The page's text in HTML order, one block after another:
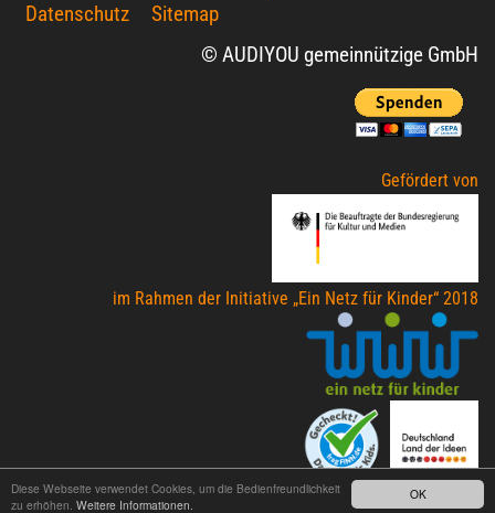
OK
Diese Webseite verwendet Cookies, um die Bedienfreundlichkeit
zu erhöhen. Weitere Informationen.
Datenschutz
Sitemap
© AUDIYOU gemeinnützige GmbH
Gefördert von
im Rahmen der Initiative „Ein Netz für Kinder“ 2018